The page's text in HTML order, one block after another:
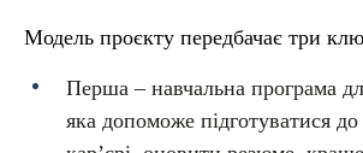
Модель проєкту передбачає три
Перша – навчальна програма
яка допоможе підготуватися